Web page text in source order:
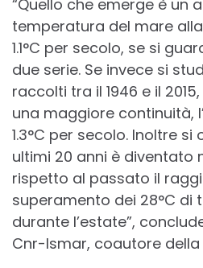
“Quello che emerge è un
temperatura del mare
1.1°C per secolo, se si
due serie. Se invece si
raccolti tra il 1946 e il
una maggiore continuità,
1.3°C per secolo. Inoltre
ultimi 20 anni è diventato
rispetto al passato il
superamento dei 28°C di
durante l’estate”,
Cnr-Ismar, coautore